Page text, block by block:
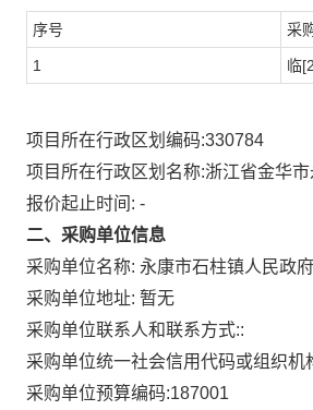
序号 采
1 临
项目所在行政区划编码:330784
项目所在行政区划名称:浙江省金华
报价起止时间: -
二、采购单位信息
采购单位名称: 永康市石柱镇人民政府
采购单位地址: 暂无
采购单位联系人和联系方式::
采购单位统一社会信用代码或组织机
采购单位预算编码:187001